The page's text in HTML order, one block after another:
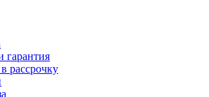
гарантия
рассрочку